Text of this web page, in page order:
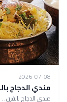
2026-07-08
مندي الدجاج
مندي الدجاج